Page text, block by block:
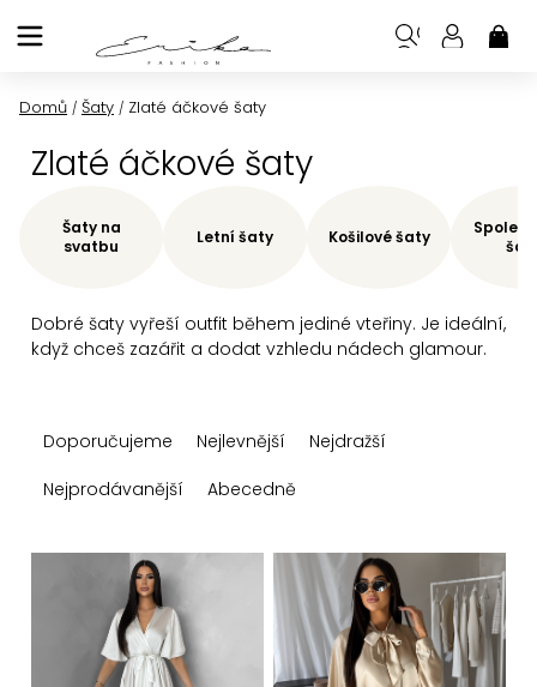
na
Domů / Šaty / Zlaté áčkové šaty
Zlaté áčkové šaty
Dobré šaty vyřeší outfit během jediné vteřiny. Je ideální,
když chceš zazářit a dodat vzhledu nádech glamour.
Šaty na
svatbu
Letní šaty Košilové šaty
a
n
Doporučujeme Nejlevnější
Nejdražší
Nejprodávanější
Abecedně